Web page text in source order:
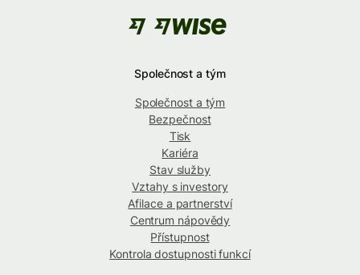
Společnost a tým
Společnost a tým
Bezpečnost
Tisk
Kariéra
Stav služby
Vztahy s investory
Afilace a partnerství
Centrum nápovědy
Přístupnost
Kontrola dostupnosti funkcí